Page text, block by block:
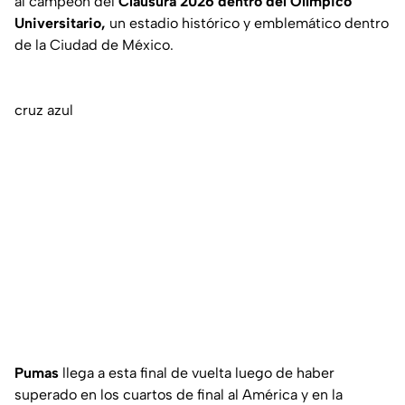
Universitario, un estadio histórico y emblemático dentro
de la Ciudad de México.
cruz azul
Pumas llega a esta final de vuelta luego de haber
superado en los cuartos de final al América y en la